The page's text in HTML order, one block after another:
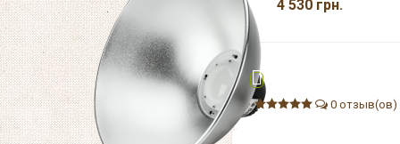
4 530 грн.
0 отзыв(ов)